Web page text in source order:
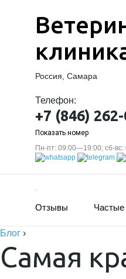
Россия, Самара
Телефон:
+7 (846)
Показать номер
Пн-пт: 09:00—19:00; сб-
Отзывы Частые
Блог ›
Самая